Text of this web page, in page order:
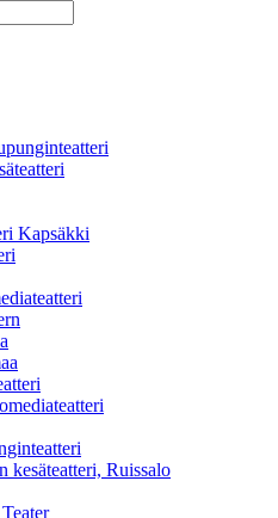
Kapsäkki
kesäteatteri, Ruissalo